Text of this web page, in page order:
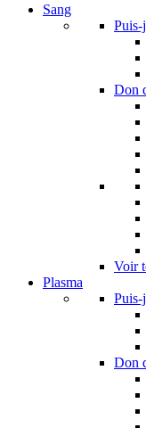
Sang
Puis-
Don
Voir
Plasma
Puis-
Don